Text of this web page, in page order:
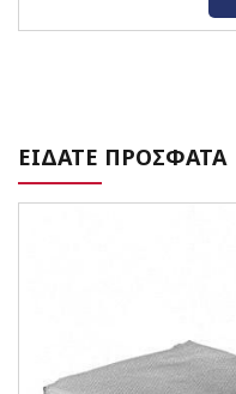
ΕΙΔΑΤΕ ΠΡΟΣΦΑΤΑ